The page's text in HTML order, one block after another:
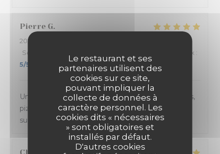
Le restaurant et ses
partenaires utilisent des
cookies sur ce site,
pouvant impliquer la
collecte de données à
caractère personnel. Les
cookies dits « nécessaires
» sont obligatoires et
installés par défaut.
D'autres cookies
Pierre G
2024-03-15
Service
Qualité / Prix :
5/5
Un accueil et un service au TOP. Les plats (entrées,
pizza au feu de bois et dessert) sont toujours
succulents.